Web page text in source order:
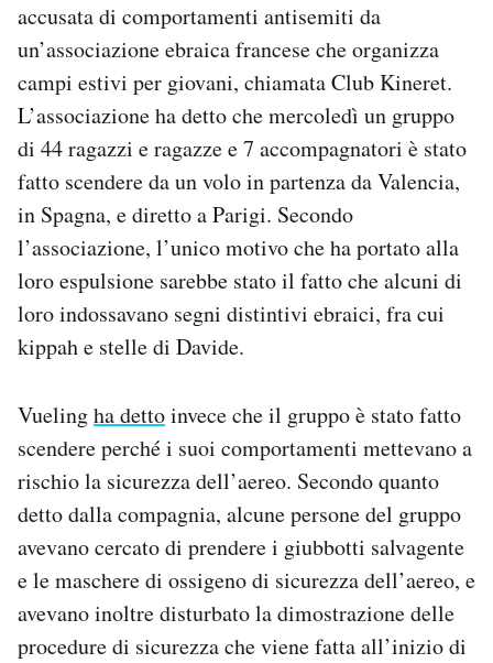
Notifiche mobile
Regala il Post
Hai bisogno di aiuto?
accusata di comportamenti antisemiti da
un’associazione ebraica francese che organizza
campi estivi per giovani, chiamata Club Kineret.
L’associazione ha detto che mercoledì un gruppo
di 44 ragazzi e ragazze e 7 accompagnatori è stato
fatto scendere da un volo in partenza da Valencia,
in Spagna, e diretto a Parigi. Secondo
l’associazione, l’unico motivo che ha portato alla
loro espulsione sarebbe stato il fatto che alcuni di
loro indossavano segni distintivi ebraici, fra cui
kippah e stelle di Davide.
Vuelingha dettoinvece che il gruppo è stato fatto
scendere perché i suoi comportamenti mettevano a
rischio la sicurezza dell’aereo. Secondo quanto
detto dalla compagnia, alcune persone del gruppo
avevano cercato di prendere i giubbotti salvagente
e le maschere di ossigeno di sicurezza dell’aereo, e
avevano inoltre disturbato la dimostrazione delle
procedure di sicurezza che viene fatta all’inizio di